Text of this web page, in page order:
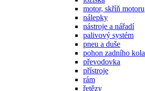
motor, skříň motoru
nálepky
nástroje a nářadí
palivový systém
pneu a duše
pohon zadního kola
převodovka
přístroje
rám
řetězy